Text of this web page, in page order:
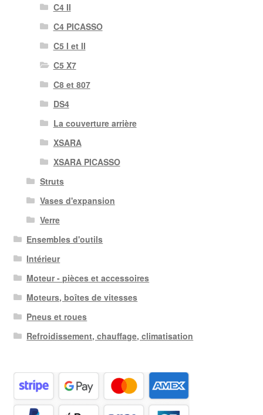
C4 II
C4 PICASSO
C5 I et II
C5 X7
C8 et 807
DS4
La couverture arrière
XSARA
XSARA PICASSO
Struts
Vases d'expansion
Verre
Ensembles d'outils
Intérieur
Moteur - pièces et accessoires
Moteurs, boîtes de vitesses
Pneus et roues
Refroidissement, chauffage, climatisation